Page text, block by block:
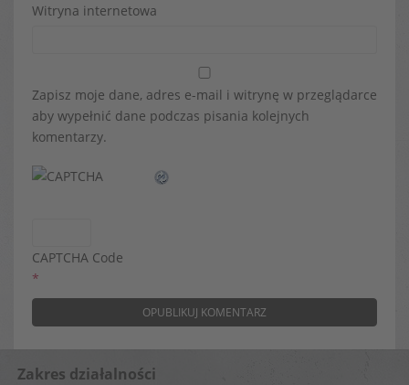
Witryna internetowa
Zapisz moje dane, adres e-mail i witrynę w przeglądarce
aby wypełnić dane podczas pisania kolejnych
komentarzy.
CAPTCHA Code
*
Zakres działalności